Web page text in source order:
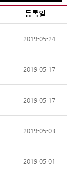
등록일
2019-05-24
2019-05-17
2019-05-17
2019-05-03
2019-05-01